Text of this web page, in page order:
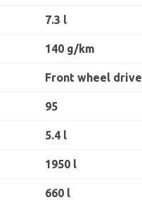
7.3 l
140 g/km
Front wheel drive
95
5.4 l
1950 l
660 l